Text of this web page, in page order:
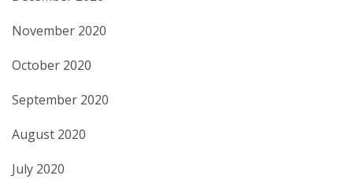
November 2020
October 2020
September 2020
August 2020
July 2020